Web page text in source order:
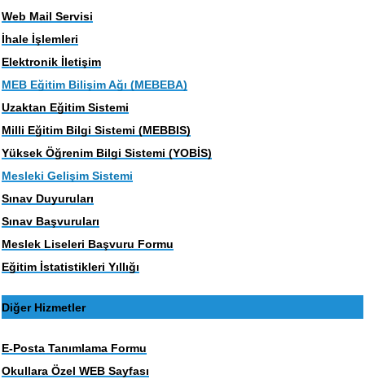
Web Mail Servisi
İhale İşlemleri
Elektronik İletişim
MEB Eğitim Bilişim Ağı (MEBEBA)
Uzaktan Eğitim Sistemi
Milli Eğitim Bilgi Sistemi (MEBBIS)
Yüksek Öğrenim Bilgi Sistemi (YOBİS)
Mesleki Gelişim Sistemi
Sınav Duyuruları
Sınav Başvuruları
Meslek Liseleri Başvuru Formu
Eğitim İstatistikleri Yıllığı
Diğer Hizmetler
E-Posta Tanımlama Formu
Okullara Özel WEB Sayfası